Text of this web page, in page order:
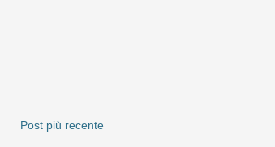
Post più recente